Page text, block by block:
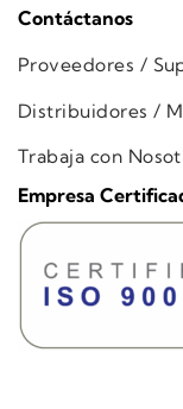
Contáctanos
Proveedores /
Distribuidores /
Trabaja con
Empresa